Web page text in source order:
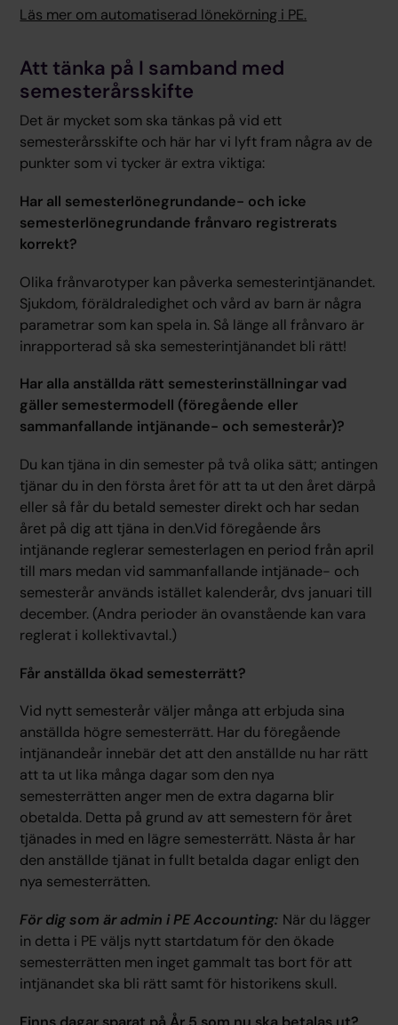
Läs mer om automatiserad lönekörning i PE.
Att tänka på I samband med
semesterårsskifte
Det är mycket som ska tänkas på vid ett
semesterårsskifte och här har vi lyft fram några av de
punkter som vi tycker är extra viktiga:
Har all semesterlönegrundande- och icke
semesterlönegrundande frånvaro registrerats
korrekt?
Olika frånvarotyper kan påverka semesterintjänandet.
Sjukdom, föräldraledighet och vård av barn är några
parametrar som kan spela in. Så länge all frånvaro är
inrapporterad så ska semesterintjänandet bli rätt!
Har alla anställda rätt semesterinställningar vad
gäller semestermodell (föregående eller
sammanfallande intjänande- och semesterår)?
Du kan tjäna in din semester på två olika sätt; antingen
tjänar du in den första året för att ta ut den året därpå
eller så får du betald semester direkt och har sedan
året på dig att tjäna in den.Vid föregående års
intjänande reglerar semesterlagen en period från april
till mars medan vid sammanfallande intjänade- och
semesterår används istället kalenderår, dvs januari till
december. (Andra perioder än ovanstående kan vara
reglerat i kollektivavtal.)
Får anställda ökad semesterrätt?
Vid nytt semesterår väljer många att erbjuda sina
anställda högre semesterrätt. Har du föregående
intjänandeår innebär det att den anställde nu har rätt
att ta ut lika många dagar som den nya
semesterrätten anger men de extra dagarna blir
obetalda. Detta på grund av att semestern för året
tjänades in med en lägre semesterrätt. Nästa år har
den anställde tjänat in fullt betalda dagar enligt den
nya semesterrätten.
För dig som är admin i PE Accounting: När du lägger
in detta i PE väljs nytt startdatum för den ökade
semesterrätten men inget gammalt tas bort för att
intjänandet ska bli rätt samt för historikens skull.